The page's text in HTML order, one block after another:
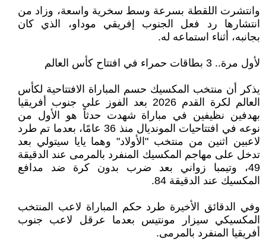
وانتشرت اللقطة بسرعة وسط سخرية واسعة، وزاد من
انتشارها رد فعل الجنوب إفريقي موداو، الذي كان
بجانبه، أثناء استماعه له.
لأول مرة.. 3 بطاقات حمراء في افتتاح كأس العالم
يذكر أن منتخب المكسيك حسم المباراة الافتتاحية لكأس
العالم لكرة القدم 2026 بعد الفوز على جنوب أفريقيا
بهدفين نظيفين في مباراة شهدت حدثاً هو الأول من
نوعه في افتتاحيات المونديال منذ 36 عامًا، بعدما تم طرد
لاعبين اثنين من منتخب "الأولاد" وهما يايا سيتولي بعد
تدخل على مهاجم المكسيك المنفرد بالمرمى عند الدقيقة
49، وتيمبا زواني بعد ضرب بدون كرة ضد مدافع
المكسيك عند الدقيقة 84.
وفي الدقائق الأخيرة طرد حكم المباراة لاعب المنتخب
المكسيكي سيزار مونتيس بعدما عرقل لاعب جنوب
أفريقيا المنفرد بالمرمى.